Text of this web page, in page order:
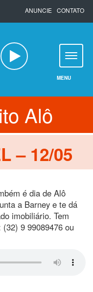
ANUNCIE CONTATO
MENU
Alô
– 12/05
é dia de Alô
a Barney e te dá
imobiliário. Tem
9 99089476 ou